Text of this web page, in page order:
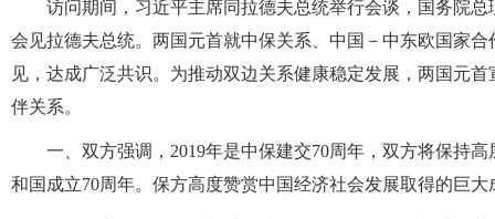
访问期间，习近平主席同拉德夫总统举行会谈，国务院
会见拉德夫总统。两国元首就中保关系、中国－中东欧国家
见，达成广泛共识。为推动双边关系健康稳定发展，两国元
伴关系。
一、双方强调，2019年是中保建交70周年，双方将保持
和国成立70周年。保方高度赞赏中国经济社会发展取得的巨